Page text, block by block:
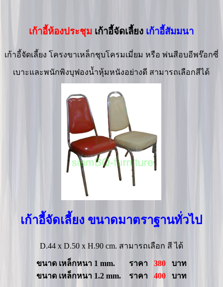
เก้าอี้ห้องประชุม เก้าอี้จัดเลี้ยง เก้าอี้สัมมนา
เก้าอี้จัดเลี้ยง โครงขาเหล็กชุบโครมเมี่ยม หรือ พ่นสีอบอีพร๊อกซี่
เบาะและพนักพิงบุฟองน้ำหุ้มหนังอย่างดี สามารถเลือกสีได้
เก้าอี้จัดเลี้ยง ขนาดมาตราฐานทั่วไป
D.44 x D.50 x H.90 cm. สามารถเลือก สี ได้
ขนาด เหล็กหนา 1 mm. ราคา 380
บาท
ขนาด เหล็กหนา 1.2 mm. ราคา
400บาท